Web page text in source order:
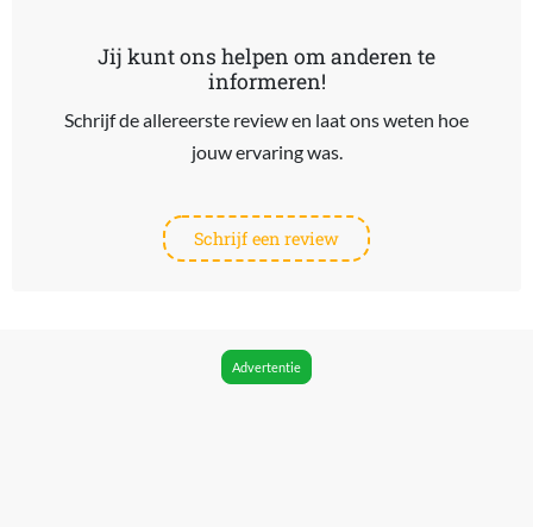
Jij kunt ons helpen om anderen te
informeren!
Schrijf de allereerste review en laat ons weten hoe
jouw ervaring was.
Schrijf een review
Advertentie